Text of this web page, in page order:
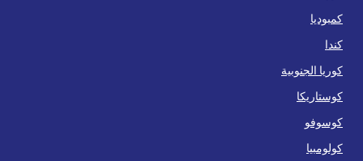
كمبوديا
كندا
كوريا الجنوبية
كوستاريكا
كوسوفو
كولومبيا